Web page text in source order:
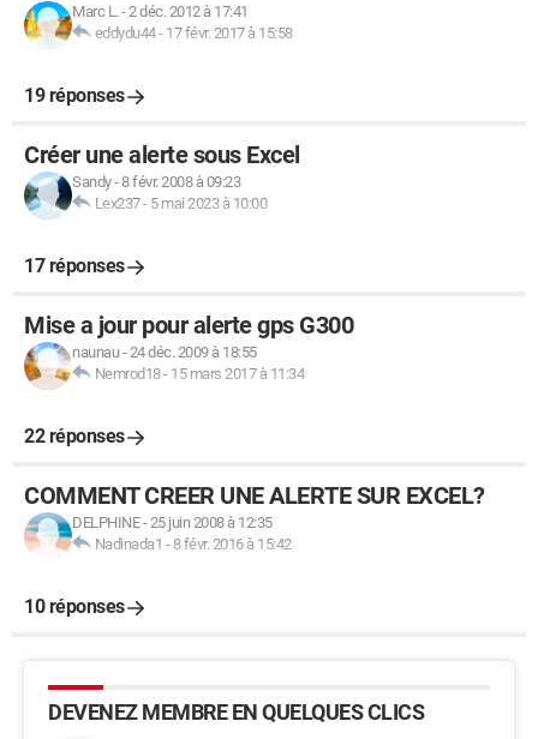
Marc L.-2 déc. 2012 à 17:41
eddydu44- 17 févr. 2017 à 15:58
19 réponses
Créer une alerte sous Excel
Sandy-8 févr. 2008 à 09:23
Lex237- 5 mai 2023 à 10:00
17 réponses
Mise a jour pour alerte gps G300
naunau-24 déc. 2009 à 18:55
Nemrod18- 15 mars 2017 à 11:34
22 réponses
COMMENT CREER UNE ALERTE SUR EXCEL?
DELPHINE-25 juin 2008 à 12:35
Nadinada1 - 8 févr. 2016 à 15:42
10 réponses
DEVENEZ MEMBRE EN QUELQUES CLICS